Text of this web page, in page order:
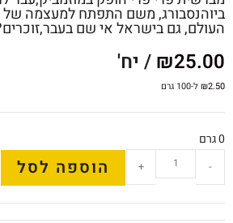
ביוהנסבורג, משם התפתח למעצמה של
העולם, גם בישראל אי שם
₪25.00 / יח'
₪2.50 ל-100 גרם
0 גרם
-
+ הוספה לסל